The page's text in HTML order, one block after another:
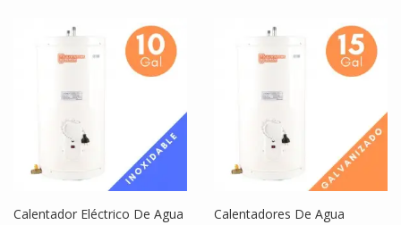
Calentador Eléctrico De Agua
Calentadores De Agua